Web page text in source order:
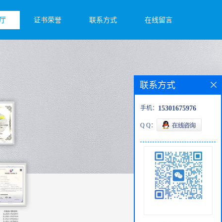
证书荣誉 联系方式 在线留言
联系方式
手机： 15301675976
Q Q：